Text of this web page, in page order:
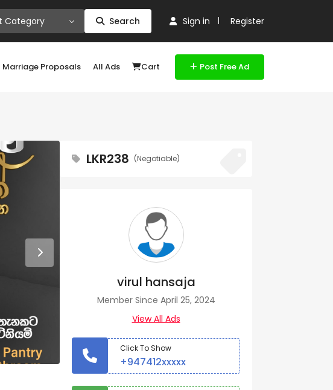
Category Search Sign in Register
Marriage Proposals All Ads Cart Post Free Ad
LKR238 (Negotiable)
virul hansaja
Member Since April 25, 2024
View All Ads
Click To Show
+947412xxxxx